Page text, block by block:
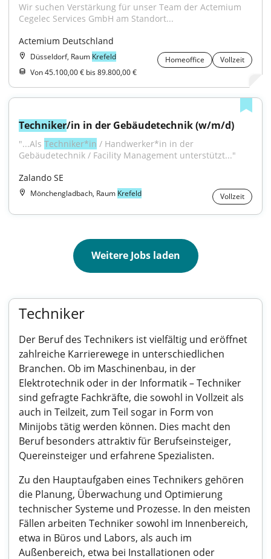
﻿Wir suchen Verstärkung für unser Team der Actemium
Cegelec Services GmbH am Standort...
Actemium Deutschland
Düsseldorf, Raum Krefeld Homeoffice
Vollzeit
Von 45.100,00 € bis 89.800,00 €
Techniker/in in der Gebäudetechnik (w/m/d)
"...Als Techniker*in / Handwerker*in in der
Gebäudetechnik / Facility Management unterstützt..."
Zalando SE
Mönchengladbach, Raum Krefeld Vollzeit
Weitere Jobs laden
Techniker
Der Beruf des Technikers ist vielfältig und eröffnet
zahlreiche Karrierewege in unterschiedlichen
Branchen. Ob im Maschinenbau, in der
Elektrotechnik oder in der Informatik – Techniker
sind gefragte Fachkräfte, die sowohl in Vollzeit als
auch in Teilzeit, zum Teil sogar in Form von
Minijobs tätig werden können. Dies macht den
Beruf besonders attraktiv für Berufseinsteiger,
Quereinsteiger und erfahrene Spezialisten.
Zu den Hauptaufgaben eines Technikers gehören
die Planung, Überwachung und Optimierung
technischer Systeme und Prozesse. In den meisten
Fällen arbeiten Techniker sowohl im Innenbereich,
etwa in Büros und Labors, als auch im
Außenbereich, etwa bei Installationen oder